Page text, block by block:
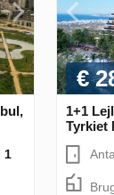
1
€
1+1
Tyrkiet